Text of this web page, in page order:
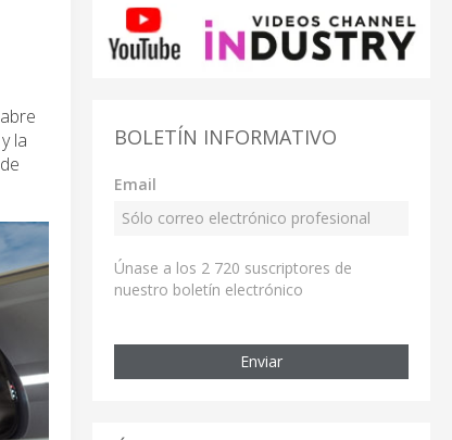
la
BOLETÍN INFORMATIVO
Email
Únase a los 2 720 suscriptores de
nuestro boletín electrónico
Enviar